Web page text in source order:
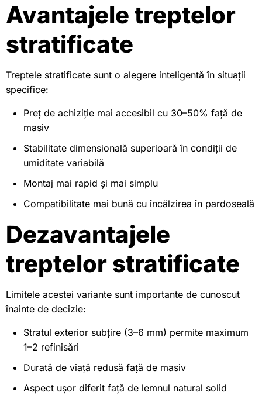
Avantajele treptelor
stratificate
Treptele stratificate sunt o alegere inteligentă în situații
specifice:
Preț de achiziție mai accesibil cu 30–50% față de
masiv
Stabilitate dimensională superioară în condiții de
umiditate variabilă
Montaj mai rapid și mai simplu
Compatibilitate mai bună cu încălzirea în pardoseală
Dezavantajele
treptelor stratificate
Limitele acestei variante sunt importante de cunoscut
înainte de decizie:
Stratul exterior subțire (3–6 mm) permite maximum
1–2 refinisări
Durată de viață redusă față de masiv
Aspect ușor diferit față de lemnul natural solid